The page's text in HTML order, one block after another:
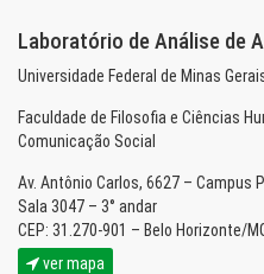
Laboratório de Análise de
Universidade Federal de Minas
Faculdade de Filosofia e Ciências
Comunicação Social
Av. Antônio Carlos, 6627 – Campus
Sala 3047 – 3° andar
CEP: 31.270-901 – Belo Horizonte/
ver mapa